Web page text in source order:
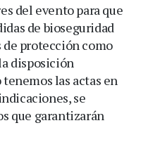
del evento para que
de bioseguridad
de protección como
disposición
las actas en
se
que garantizarán